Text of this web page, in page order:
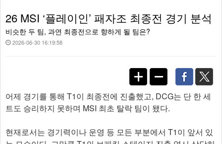
26 MSI ‘플레이인’ 패자조 최종전 경기 분석
비슷한 두 팀, 과연 최종전으로 향하게 될 팀은?
2026-06-30 16:19:58
어제 경기를 통해 T1이 최종전에 진출했고, DCG는 단 한 세
트도 승리하지 못하며 MSI 최초 탈락 팀이 됐다.
현재로서는 경기력이나 운영 등 모든 부분에서 T1이 앞서 있